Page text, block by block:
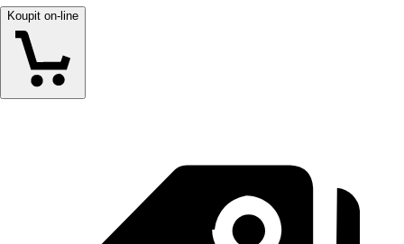
Koupit on-line